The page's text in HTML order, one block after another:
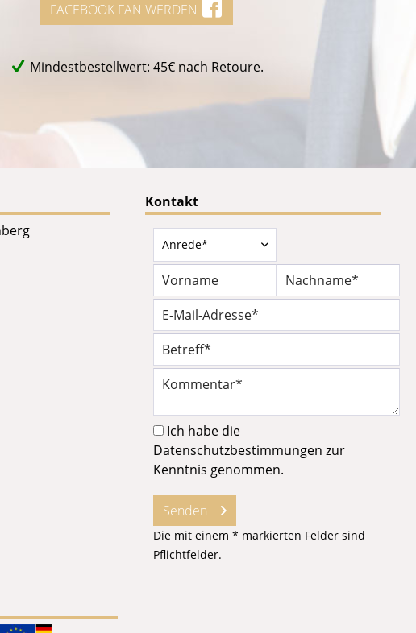
FACEBOOK FAN WERDEN
Mindestbestellwert: 45€ nach Retoure.
Kontakt
Ich habe die
Datenschutzbestimmungen zur
Kenntnis genommen.
Senden
Die mit einem * markierten Felder sind
Pflichtfelder.